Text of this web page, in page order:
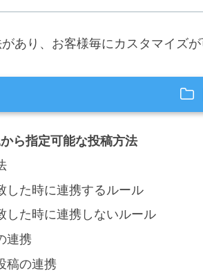
あり、お客様毎にカスタマイズが
ら指定可能な投稿方法
した時に連携するルール
した時に連携しないルール
連携
稿の連携